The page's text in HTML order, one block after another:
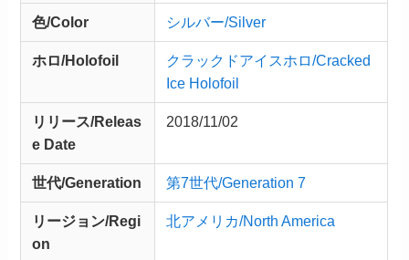
色/Color シルバー/Silver
ホロ/Holofoil
クラックドアイスホロ/Cracked
Ice Holofoil
リリース/Releas
e Date
2018/11/02
世代/Generation 第7世代/Generation 7
リージョン/Regi
on
北アメリカ/North America